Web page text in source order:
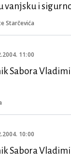
vanjsku i
Starčevića
11:00
Sabora
10:00
Sabora